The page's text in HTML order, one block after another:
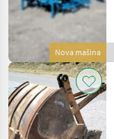
Nova mašina